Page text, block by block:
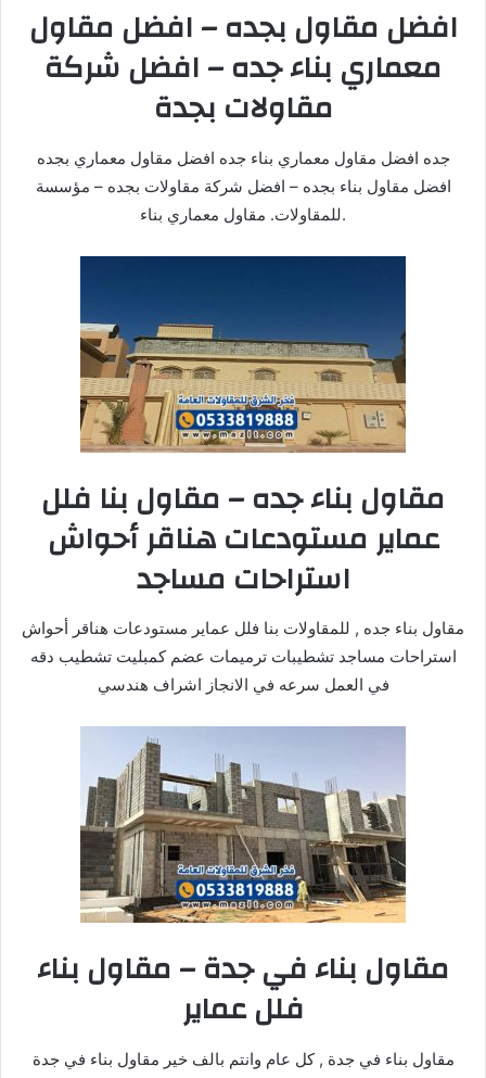
افضل مقاول بجده – افضل مقاول
معماري بناء جده – افضل شركة
مقاولات بجدة
جده افضل مقاول معماري بناء جده افضل مقاول معماري بجده
افضل مقاول بناء بجده – افضل شركة مقاولات بجده – مؤسسة
للمقاولات. مقاول معماري بناء.
مقاول بناء جده – مقاول بنا فلل
عماير مستودعات هناقر أحواش
استراحات مساجد
مقاول بناء جده , للمقاولات بنا فلل عماير مستودعات هناقر أحواش
استراحات مساجد تشطيبات ترميمات عضم كمبليت تشطيب دقه
في العمل سرعه في الانجاز اشراف هندسي
مقاول بناء في جدة – مقاول بناء
فلل عماير
مقاول بناء في جدة , كل عام وانتم بالف خير مقاول بناء في جدة